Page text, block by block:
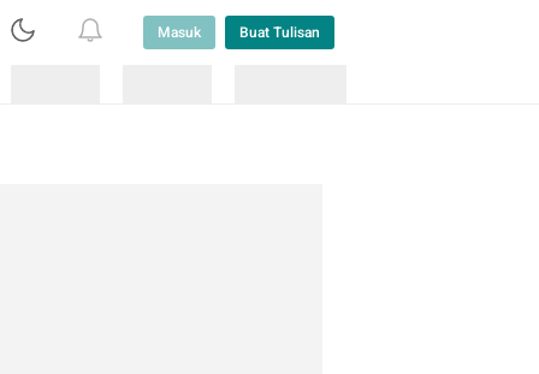
Masuk Buat Tulisan